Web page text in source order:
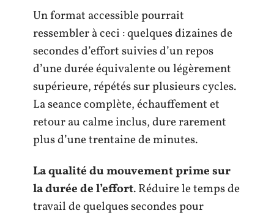
Un format accessible pourrait
ressembler à ceci : quelques dizaines de
secondes d’effort suivies d’un repos
d’une durée équivalente ou légèrement
supérieure, répétés sur plusieurs cycles.
La seance complète, échauffement et
retour au calme inclus, dure rarement
plus d’une trentaine de minutes.
La qualité du mouvement prime sur
la durée de l’effort. Réduire le temps de
travail de quelques secondes pour